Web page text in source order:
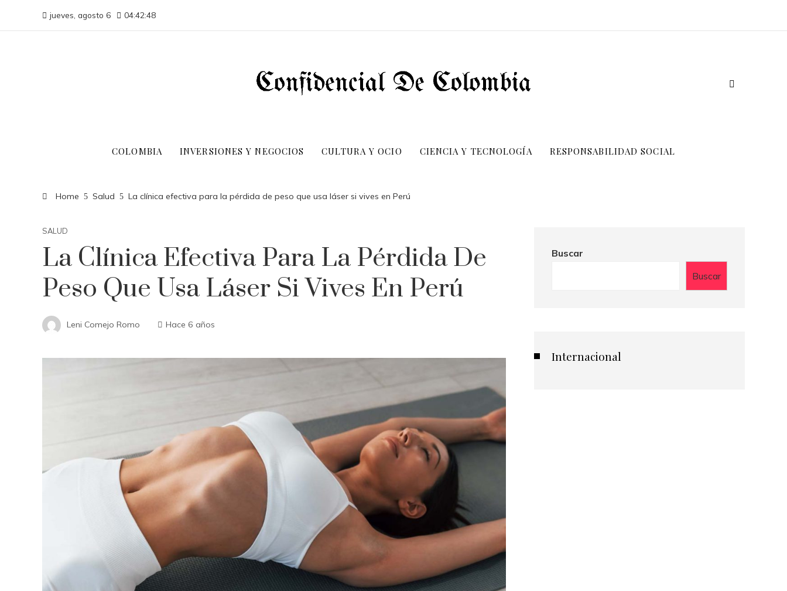
jueves, agosto 6 04:42:48
COLOMBIA INVERSIONES Y NEGOCIOS CULTURA Y OCIO CIENCIA Y TECNOLOGÍA RESPONSABILIDAD SOCIAL
Home Salud La clínica efectiva para la pérdida de peso que usa láser si vives en Perú
SALUD
La Clínica Efectiva Para La Pérdida De
Peso Que Usa Láser Si Vives En Perú
Leni Comejo Romo Hace 6 años
Buscar
Buscar
Internacional